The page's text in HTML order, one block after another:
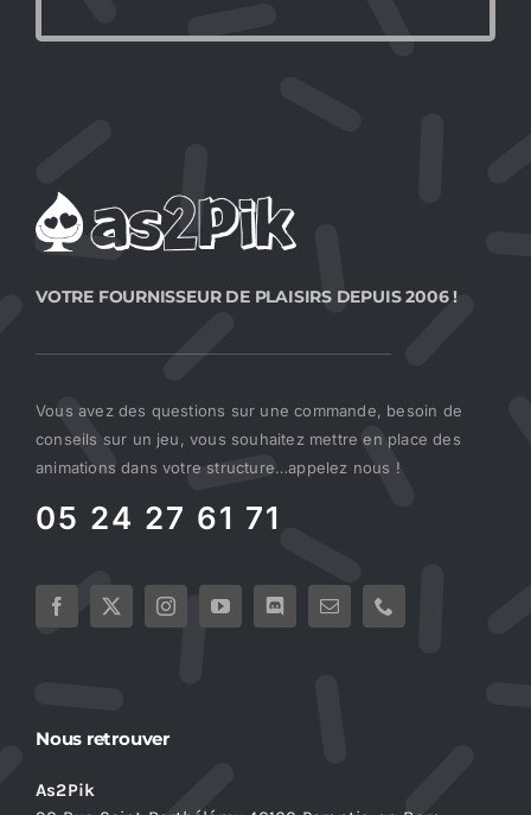
VOTRE FOURNISSEUR DE PLAISIRS DEPUIS 2006 !
Vous avez des questions sur une commande, besoin de
conseils sur un jeu, vous souhaitez mettre en place des
animations dans votre structure…appelez nous !
05 24 27 61 71
Nous retrouver
As2Pik